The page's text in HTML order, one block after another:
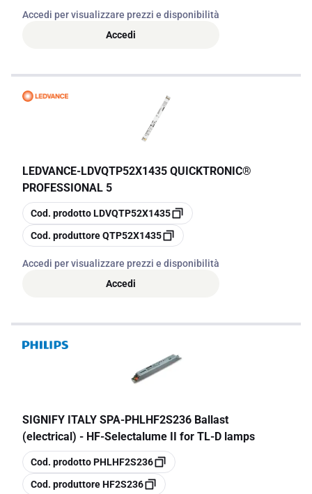
Accedi per visualizzare prezzi e disponibilità
Accedi
LEDVANCE-LDVQTP52X1435 QUICKTRONIC®
PROFESSIONAL 5
copia
Cod. prodottoLDVQTP52X1435
copia
Cod. produttoreQTP52X1435
Accedi per visualizzare prezzi e disponibilità
Accedi
SIGNIFY ITALY SPA-PHLHF2S236 Ballast
(electrical) - HF-Selectalume II for TL-D lamps
copia
Cod. prodottoPHLHF2S236
copia
Cod. produttoreHF2S236